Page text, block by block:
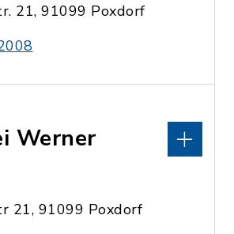
21, 91099 Poxdorf
Werner
21, 91099 Poxdorf